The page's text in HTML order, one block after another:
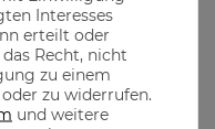
ist ein optimaler
Interesses
erteilt oder
Recht, nicht
zu einem
zu widerrufen.
und weitere